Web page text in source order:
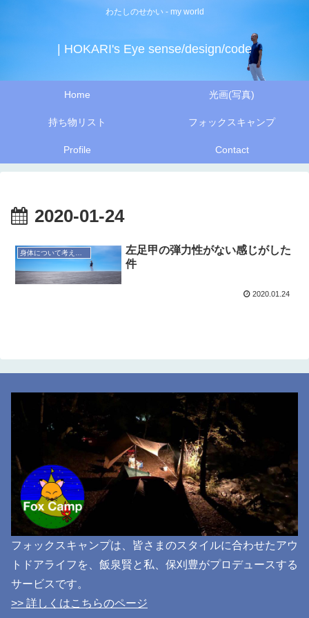
わたしのせかい - my world
| HOKARI's Eye sense/design/code
Home 光画(写真)
持ち物リスト フォックスキャンプ
Profile Contact
2020-01-24
左足甲の弾力性がない感じがした
件
2020.01.24
フォックスキャンプは、皆さまのスタイルに合わせたアウ
トドアライフを、飯泉賢と私、保刈豊がプロデュースする
サービスです。
>> 詳しくはこちらのページ